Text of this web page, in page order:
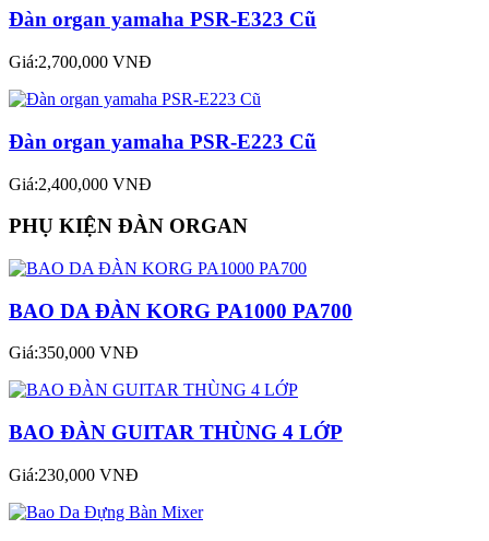
Đàn organ yamaha PSR-E323 Cũ
Giá:2,700,000 VNĐ
Đàn organ yamaha PSR-E223 Cũ
Giá:2,400,000 VNĐ
PHỤ KIỆN ĐÀN ORGAN
BAO DA ĐÀN KORG PA1000 PA700
Giá:350,000 VNĐ
BAO ĐÀN GUITAR THÙNG 4 LỚP
Giá:230,000 VNĐ